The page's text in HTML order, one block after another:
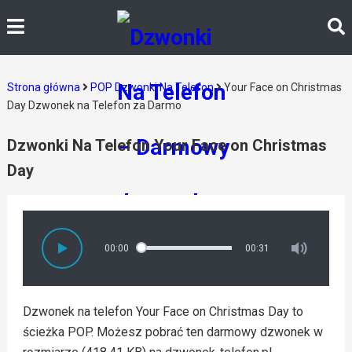
Strona główna POP Dzwonki Na Telefon
Your Face on Christmas
Day Dzwonek na Telefon za Darmo
Dzwonki Na Telefon Your Face on Christmas
Day
00:00 00:31
Dzwonek na telefon Your Face on Christmas Day to
ścieżka POP. Możesz pobrać ten darmowy dzwonek w